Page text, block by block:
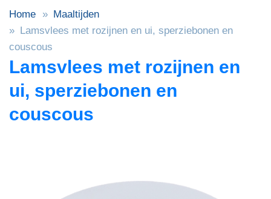
Home
Maaltijden
Lamsvlees met rozijnen en ui, sperziebonen en
couscous
Lamsvlees met rozijnen en
ui, sperziebonen en
couscous